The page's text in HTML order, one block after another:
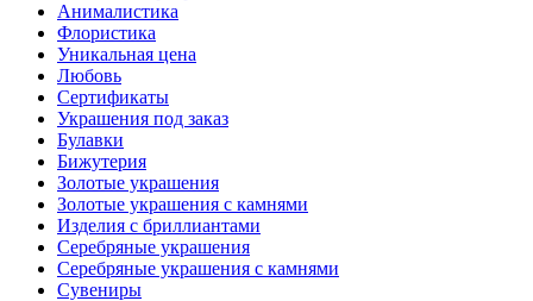
Анималистика
Флористика
Уникальная цена
Любовь
Сертификаты
Украшения под заказ
Булавки
Бижутерия
Золотые украшения
Золотые украшения с камнями
Изделия с бриллиантами
Серебряные украшения
Серебряные украшения с камнями
Сувениры